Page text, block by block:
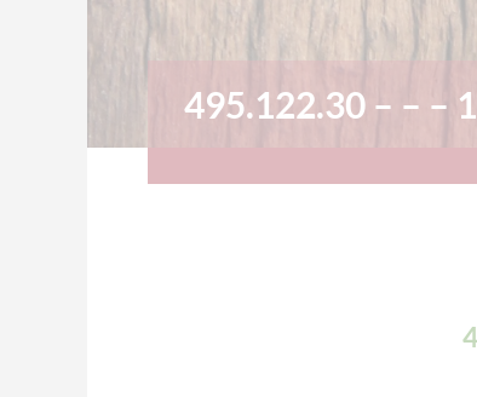
495.122.30 – – –